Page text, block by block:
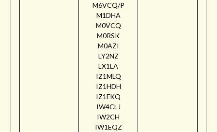
M6VCQ/P
M1DHA
M0VCQ
M0RSK
M0AZI
LY2NZ
LX1LA
IZ1MLQ
IZ1HDH
IZ1FKQ
IW4CLJ
IW2CH
IW1EQZ